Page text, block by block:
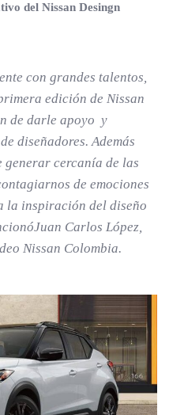
del Nissan Desingn
con grandes talentos,
edición de Nissan
de darle apoyo y
diseñadores. Además
generar cercanía de las
de emociones
la inspiración del diseño
Carlos López,
Nissan Colombia.